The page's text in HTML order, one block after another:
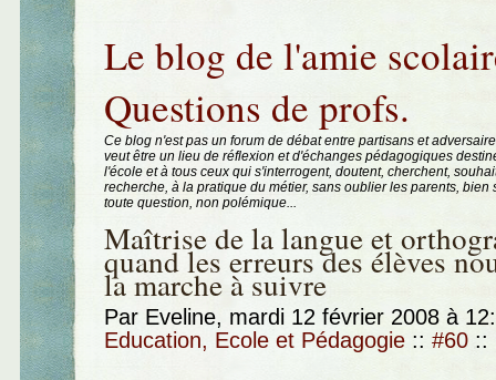
Le blog de l'amie
Questions de profs.
Ce blog n'est pas un forum de débat entre partisans et
veut être un lieu de réflexion et d'échanges pédagogiques
l'école et à tous ceux qui s'interrogent, doutent, cherchent,
recherche, à la pratique du métier, sans oublier les parents, bien
toute question, non polémique...
Maîtrise de la langue et
quand les erreurs des élèves
la marche à suivre
Par Eveline, mardi 12 février 2008 à
Education, Ecole et Pédagogie :: #60 ::